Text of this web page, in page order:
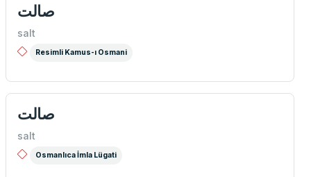
صالت
salt
Resimli Kamus-ı Osmani
صالت
salt
Osmanlıca İmla Lügati